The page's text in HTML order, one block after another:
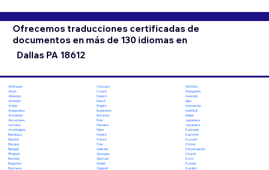
Ofrecemos traducciones certificadas de
documentos en más de 130 idiomas en
Dallas PA 18612
Afrikaans
Akan
Albanian
Amharic
Arabic
Aragonese
Armenian
Assamese
Aymara
Azerbaijani
Bambara
Bashkir
Basque
Bengali
Bhojpuri
Bosnian
Bulgarian
Burmese
Chuvash
Czech
Danish
Dutch
English
Esperanto
Estonian
Ewe
Faroese
Fijian
Finnish
French
Fula
Galician
Georgian
German
Greek
Gujarati
Hiri Motu
Hungarian
Icelandic
Igbo
Indonesian
Inuktitut
Italian
Japanese
Javanese
Kannada
Kashmiri
Kazakh
Khmer
Kinyarwanda
Kirundi
Komi
Korean
Kurdish